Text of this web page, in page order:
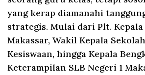
yang kerap diamanahi
strategis. Mulai dari Plt. Kepala
Makassar, Wakil Kepala
Kesiswaan, hingga Kepala
Keterampilan SLB Negeri 1